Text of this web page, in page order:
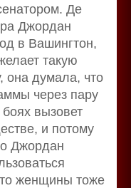
Де
Джордан
в Вашингтон,
такую
она думала, что
через пару
вызовет
и потому
Джордан
женщины тоже